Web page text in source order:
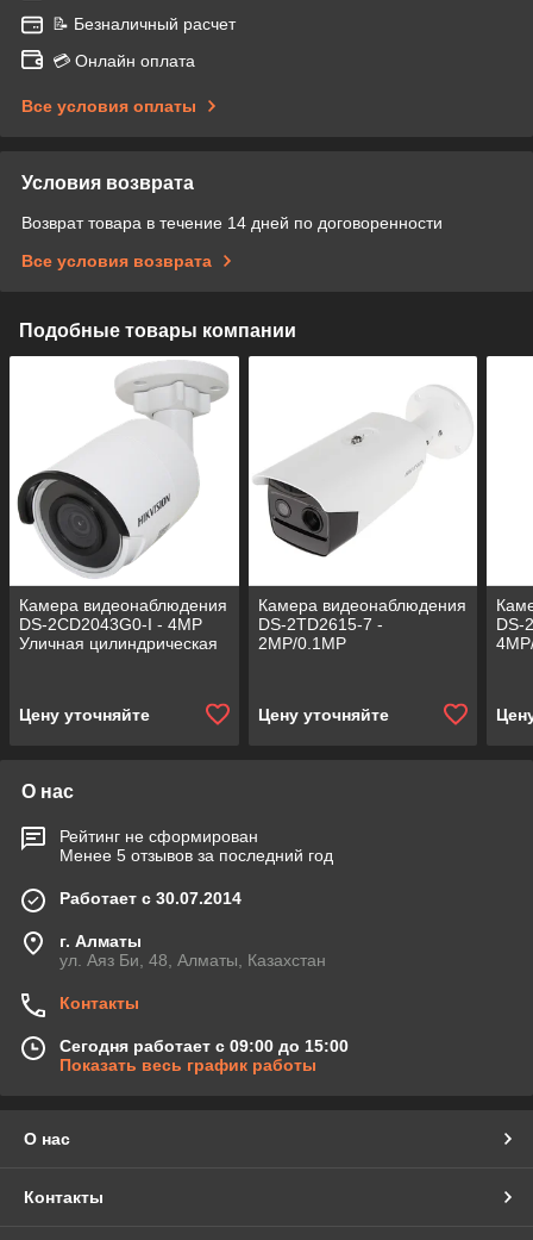
📝 Безналичный расчет
💳 Онлайн оплата
Все условия оплаты
Условия возврата
Возврат товара в течение 14 дней по договоренности
Все условия возврата
Подобные товары компании
Камера видеонаблюдения
DS-2CD2043G0-I - 4MP
Уличная цилиндрическая
Цену уточняйте
Камера видеонаблюдения
DS-2TD2615-7 -
2MP/0.1MP
тепловизионный
Цену уточняйте
DS-
О нас
Рейтинг не сформирован
Менее 5 отзывов за последний год
Работает с 30.07.2014
г. Алматы
ул. Аяз Би, 48, Алматы, Казахстан
Контакты
Сегодня работает с 09:00 до 15:00
Показать весь график работы
О нас
Контакты